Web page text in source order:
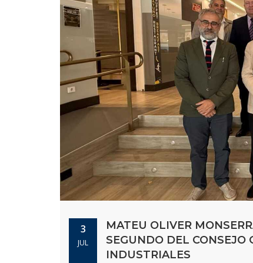
3
JUL
MATEU OLIVER
SEGUNDO DEL CONSEJO
INDUSTRIALES